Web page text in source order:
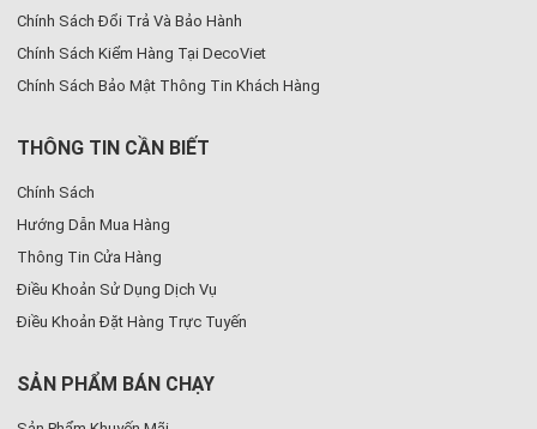
Chính Sách Đổi Trả Và Bảo Hành
Chính Sách Kiểm Hàng Tại DecoViet
Chính Sách Bảo Mật Thông Tin Khách Hàng
THÔNG TIN CẦN BIẾT
Chính Sách
Hướng Dẫn Mua Hàng
Thông Tin Cửa Hàng
Điều Khoản Sử Dụng Dịch Vụ
Điều Khoản Đặt Hàng Trực Tuyến
SẢN PHẨM BÁN CHẠY